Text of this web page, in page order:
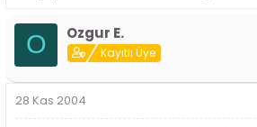
O Ozgur E.
Kayıtlı Üye
28 Kas 2004